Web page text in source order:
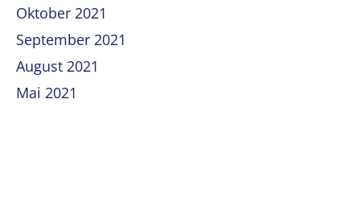
Oktober 2021
September 2021
August 2021
Mai 2021